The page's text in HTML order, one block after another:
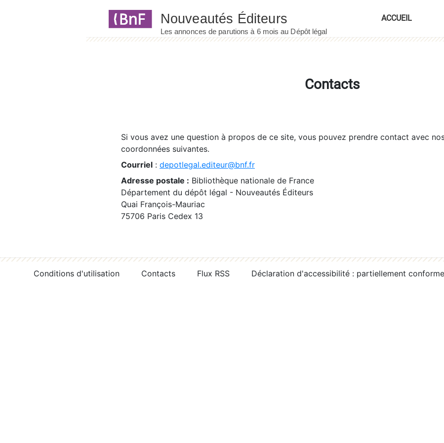
ACCUEIL
Contacts
Si vous avez une question à propos de ce site, vous pouvez prendre contact avec
coordonnées suivantes.
Courriel : depotlegal.editeur@bnf.fr
Adresse postale : Bibliothèque nationale de France
Département du dépôt légal - Nouveautés Éditeurs
Quai François-Mauriac
75706 Paris Cedex 13
Conditions d'utilisation Contacts Flux RSS Déclaration d'accessibilité : partiellement conforme